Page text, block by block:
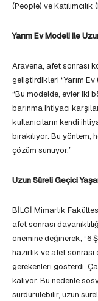
(People) ve
Yarım Ev Modeli ile
Aravena, afet sonrası
geliştirdikleri “Yarım
“Bu modelde, evler iki
barınma ihtiyacı
kullanıcıların kendi
bırakılıyor. Bu
çözüm sunuyor.”
Uzun Süreli Geçici
BİLGİ Mimarlık
afet sonrası
önemine değinerek, “6
hazırlık ve afet
gerekenleri gösterdi.
kalıyor. Bu nedenle
sürdürülebilir, uzun